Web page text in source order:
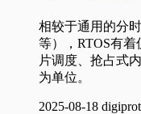
相较于通用的分
等），RTOS有
片调度、抢占式
为单位。
2025-08-18